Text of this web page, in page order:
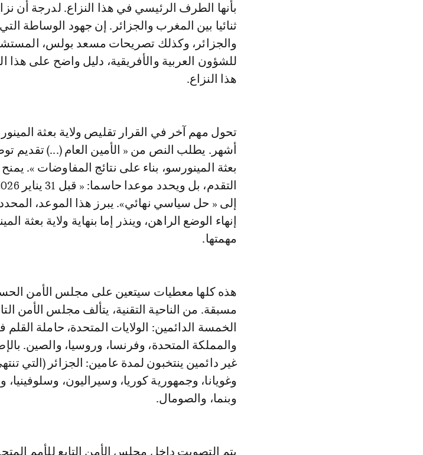
بأنها الطرف الرئيسي في هذا النزاع. لدرجة أن
ثنائيا بين المغرب والجزائر. إن جهود الوساطة
والجزائر، وكذلك تصريحات مسعد بولس،
للشؤون العربية والأفريقية، دليل واضح على
هذا النزاع.
تحول مهم آخر في القرار تقليص ولاية بعثة
أشهر. يطلب النص من « الأمين العام (...) تقديم
بعثة المينورسو، بناء على نتائج المفاوضات ».
إلى « حل سياسي نهائي». يبرز هذا الموعد،
إنهاء الوضع الراهن، وينذر إما بنهاية ولاية بعثة
مهمتها.
هذه كلها معطيات سيتعين على مجلس الأمن الحسم
مسبقة. من الناحية التقنية، يتألف مجلس الأمن
الخمسة الدائمين: الولايات المتحدة، حاملة
وغويانا، وجمهورية كوريا، وسيراليون، وسلوفينيا،
وبنما، والصومال.